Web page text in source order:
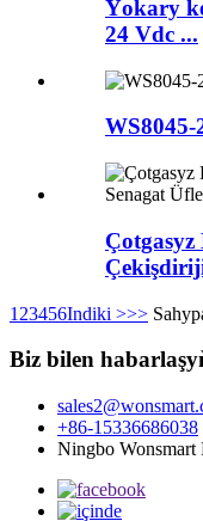
Ýokary
24 Vdc ...
WS8045-
1 23456Indiki >>>
Biz bilen
+86-15336686038
Ningbo